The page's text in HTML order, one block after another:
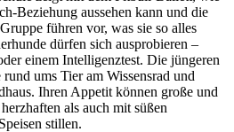
Beziehung aussehen kann und die
führen vor, was sie so alles
dürfen sich ausprobieren –
einem Intelligenztest. Die jüngeren
ums Tier am Wissensrad und
Ihren Appetit können große und
als auch mit süßen
stillen.